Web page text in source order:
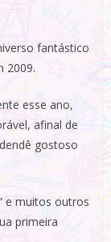
fantástico
2009.
esse ano,
afinal de
gostoso
e muitos outros
primeira